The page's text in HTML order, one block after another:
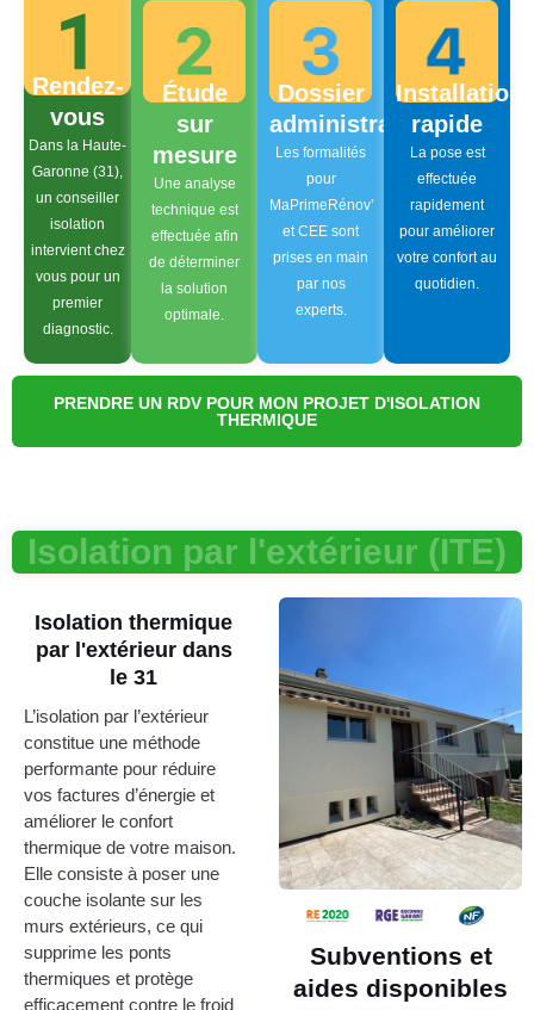
Rendez-
vous
Dans la Haute-
Garonne (31),
un conseiller
isolation
intervient chez
vous pour un
premier
diagnostic.
Étude
sur
mesure
Une analyse
technique est
effectuée afin
de déterminer
la solution
optimale.
Dossier
administratif
Les formalités
pour
MaPrimeRénov’
et CEE sont
prises en main
par nos
experts.
Installation
rapide
La pose est
effectuée
rapidement
pour améliorer
votre confort au
quotidien.
PRENDRE UN RDV POUR MON PROJET D'ISOLATION
THERMIQUE
Isolation par l'extérieur (ITE)
Isolation thermique
par l'extérieur dans
le 31
L’isolation par l’extérieur
constitue une méthode
performante pour réduire
vos factures d’énergie et
améliorer le confort
thermique de votre maison.
Elle consiste à poser une
couche isolante sur les
murs extérieurs, ce qui
supprime les ponts
thermiques et protège
efficacement contre le froid
Subventions et
aides disponibles